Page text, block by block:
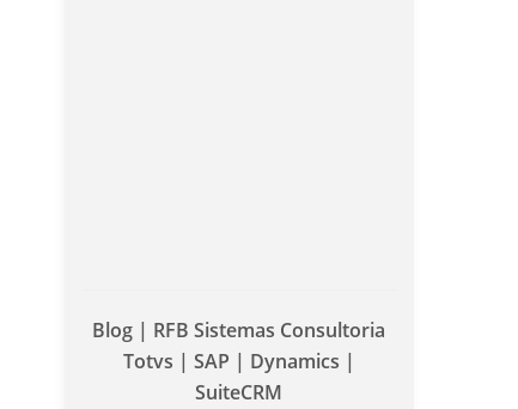
Blog | RFB Sistemas Consultoria
Totvs | SAP | Dynamics |
SuiteCRM